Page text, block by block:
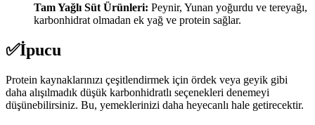
Tam Yağlı Süt Ürünleri: Peynir, Yunan yoğurdu ve tereyağı,
karbonhidrat olmadan ek yağ ve protein sağlar.
✅İpucu
Protein kaynaklarınızı çeşitlendirmek için ördek veya geyik gibi
daha alışılmadık düşük karbonhidratlı seçenekleri denemeyi
düşünebilirsiniz. Bu, yemeklerinizi daha heyecanlı hale getirecektir.